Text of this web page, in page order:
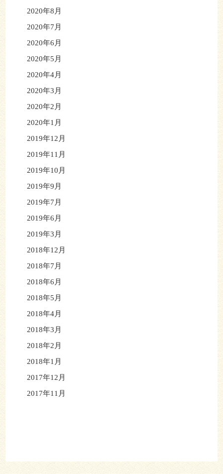
2020年8月
2020年7月
2020年6月
2020年5月
2020年4月
2020年3月
2020年2月
2020年1月
2019年12月
2019年11月
2019年10月
2019年9月
2019年7月
2019年6月
2019年3月
2018年12月
2018年7月
2018年6月
2018年5月
2018年4月
2018年3月
2018年2月
2018年1月
2017年12月
2017年11月